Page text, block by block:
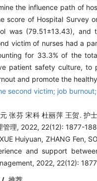
the influence path of
score of Hospital Survey
was (79.51±13.43),
victim of nurses had a
for 33.3% of the
patient safety culture, to
and promote the
second victim; job
张芬 宋科 杜丽萍 王贺. 护
管理, 2022, 22(12): 1877-
Huiyuan, ZHANG Fen,
and support
2022, 22(12):